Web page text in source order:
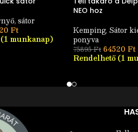
sátor
Ft
munkanap)
NEO hoz
Kemping, Sátor
ponyva
75895Ft 64520 Ft
Rendelhető (1